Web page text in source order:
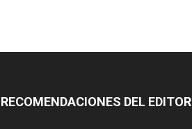
RECOMENDACIONES DEL EDITOR